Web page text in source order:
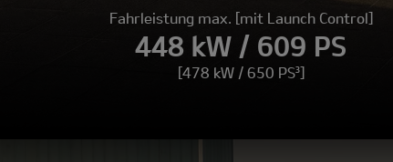
Fahrleistung max. [mit Launch Control]
448 kW / 609 PS
[478 kW / 650 PS³]